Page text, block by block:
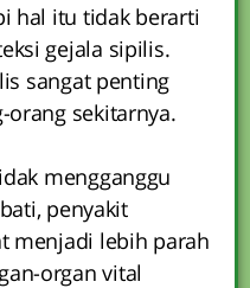
hal itu tidak berarti
gejala sipilis.
sangat penting
sekitarnya.
mengganggu
penyakit
menjadi lebih parah
organ vital